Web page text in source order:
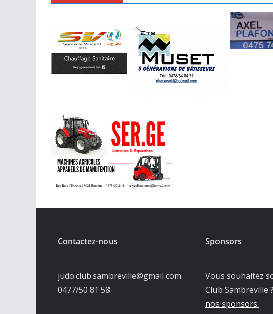
Contactez-nous
judo.club.sambreville@gmail.com
0477/50 81 58
Sponsors
Vous souhaitez
Club Sambreville ?
nos sponsors.